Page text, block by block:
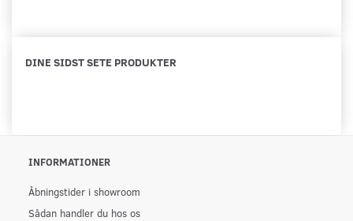
DINE SIDST SETE PRODUKTER
INFORMATIONER
Åbningstider i showroom
Sådan handler du hos os